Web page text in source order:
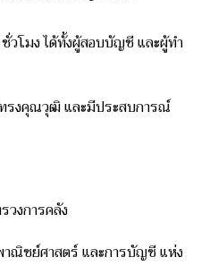
วโมง ได้ทั้งผู้สอบบัญชี และผู้ทำ
รงคุณวุฒิ และมีประสบการณ์
วงการคลัง
ณิชย์ศาสตร์ และการบัญชี แห่ง